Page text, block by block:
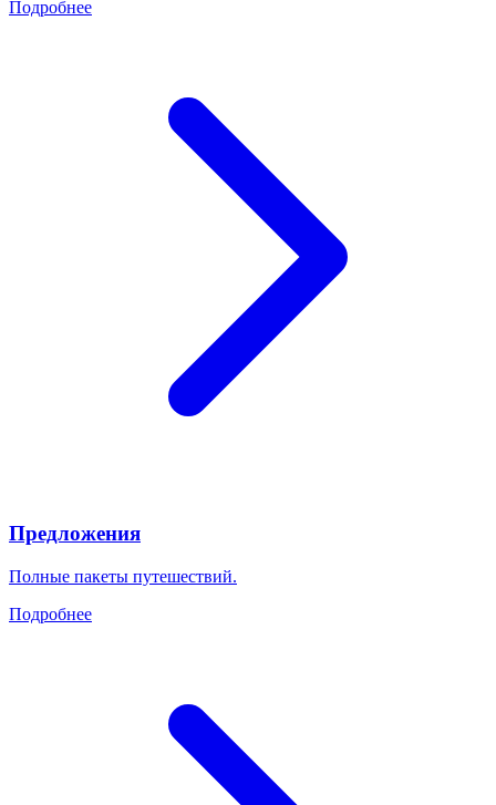
Подробнее
Предложения
Полные пакеты путешествий.
Подробнее